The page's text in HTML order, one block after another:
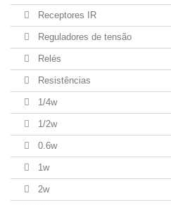
Receptores IR
Reguladores de tensão
Relés
Resistências
1/4w
1/2w
0.6w
1w
2w